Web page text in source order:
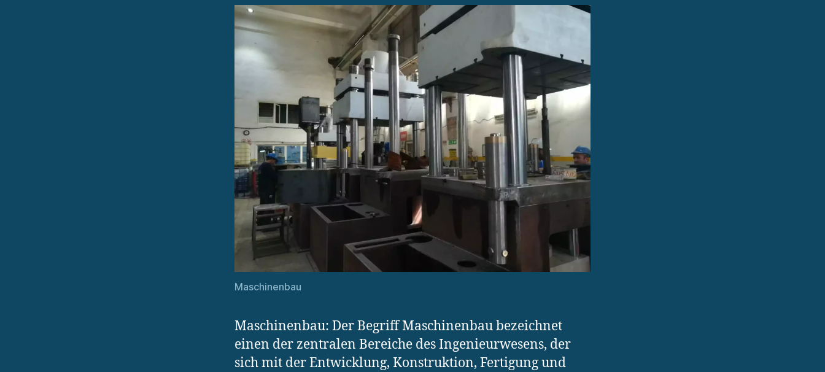
Maschinenbau
Maschinenbau: Der Begriff Maschinenbau bezeichnet
einen der zentralen Bereiche des Ingenieurwesens, der
sich mit der Entwicklung, Konstruktion, Fertigung und